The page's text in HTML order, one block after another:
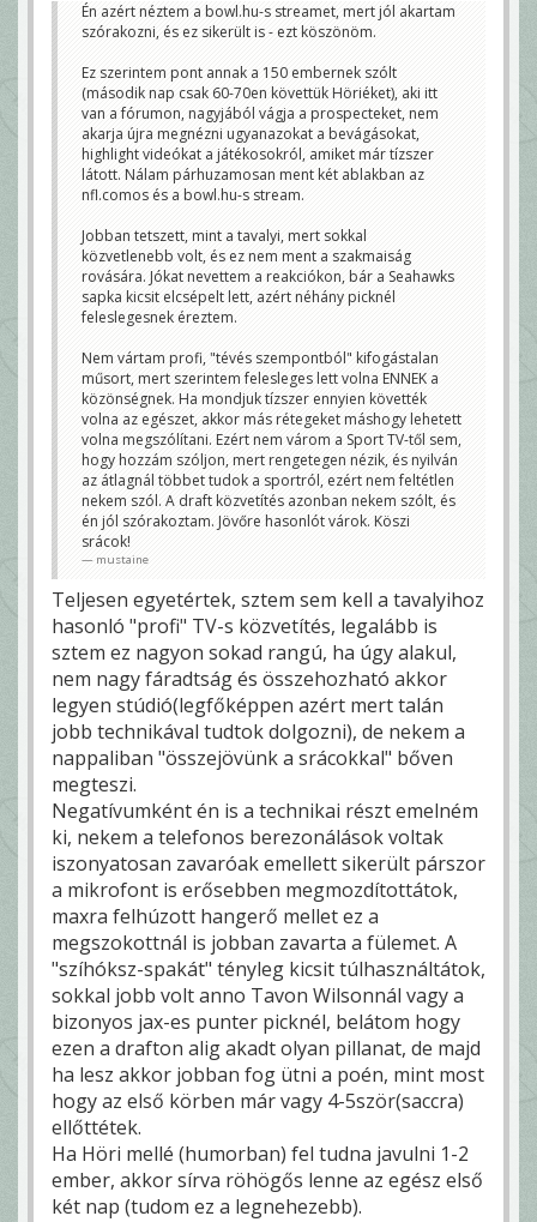
Én azért néztem a bowl.hu-s streamet, mert jól akartam
szórakozni, és ez sikerült is - ezt köszönöm.
Ez szerintem pont annak a 150 embernek szólt
(második nap csak 60-70en követtük Höriéket), aki itt
van a fórumon, nagyjából vágja a prospecteket, nem
akarja újra megnézni ugyanazokat a bevágásokat,
highlight videókat a játékosokról, amiket már tízszer
látott. Nálam párhuzamosan ment két ablakban az
nfl.comos és a bowl.hu-s stream.
Jobban tetszett, mint a tavalyi, mert sokkal
közvetlenebb volt, és ez nem ment a szakmaiság
rovására. Jókat nevettem a reakciókon, bár a Seahawks
sapka kicsit elcsépelt lett, azért néhány picknél
feleslegesnek éreztem.
Nem vártam profi, "tévés szempontból" kifogástalan
műsort, mert szerintem felesleges lett volna ENNEK a
közönségnek. Ha mondjuk tízszer ennyien követték
volna az egészet, akkor más rétegeket máshogy lehetett
volna megszólítani. Ezért nem várom a Sport TV-től sem,
hogy hozzám szóljon, mert rengetegen nézik, és nyilván
az átlagnál többet tudok a sportról, ezért nem feltétlen
nekem szól. A draft közvetítés azonban nekem szólt, és
én jól szórakoztam. Jövőre hasonlót várok. Köszi
srácok!
mustaine
Teljesen egyetértek, sztem sem kell a tavalyihoz
hasonló "profi" TV-s közvetítés, legalább is
sztem ez nagyon sokad rangú, ha úgy alakul,
nem nagy fáradtság és összehozható akkor
legyen stúdió(legfőképpen azért mert talán
jobb technikával tudtok dolgozni), de nekem a
nappaliban "összejövünk a srácokkal" bőven
megteszi.
Negatívumként én is a technikai részt emelném
ki, nekem a telefonos berezonálások voltak
iszonyatosan zavaróak emellett sikerült párszor
a mikrofont is erősebben megmozdítottátok,
maxra felhúzott hangerő mellet ez a
megszokottnál is jobban zavarta a fülemet. A
"szíhóksz-spakát" tényleg kicsit túlhasználtátok,
sokkal jobb volt anno Tavon Wilsonnál vagy a
bizonyos jax-es punter picknél, belátom hogy
ezen a drafton alig akadt olyan pillanat, de majd
ha lesz akkor jobban fog ütni a poén, mint most
hogy az első körben már vagy 4-5ször(saccra)
ellőttétek.
Ha Höri mellé (humorban) fel tudna javulni 1-2
ember, akkor sírva röhögős lenne az egész első
két nap (tudom ez a legnehezebb).